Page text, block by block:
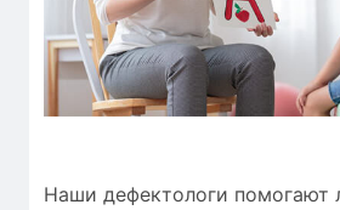
Наши дефектологи помогают